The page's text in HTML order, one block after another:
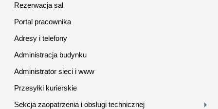
Rezerwacja sal
Portal pracownika
Adresy i telefony
Administracja budynku
Administrator sieci i www
Przesyłki kurierskie
Sekcja zaopatrzenia i obsługi technicznej